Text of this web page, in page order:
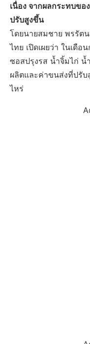
เนื่อง จากผลกระทบข
ปรับสูงขึ้น
โดยนายสมชาย พรรัต
ไทย เปิดเผยว่า ในเดื
ซอสปรุงรส น้ำจิ้มไก่
ผลิตและค่าขนส่งที่ปรับ
ไหร่